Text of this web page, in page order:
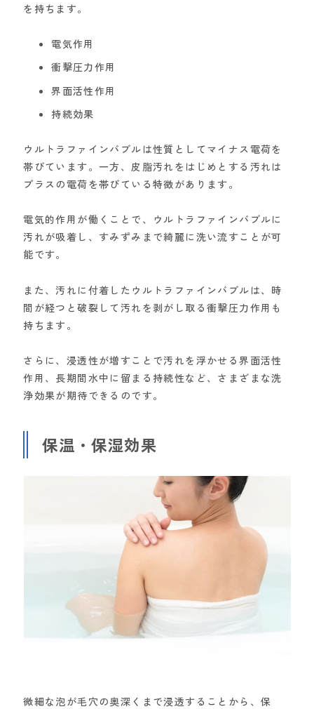
を持ちます。
電気作用
衝撃圧力作用
界面活性作用
持続効果
ウルトラファインバブルは性質としてマイナス電荷を
帯びています。一方、皮脂汚れをはじめとする汚れは
プラスの電荷を帯びている特徴があります。
電気的作用が働くことで、ウルトラファインバブルに
汚れが吸着し、すみずみまで綺麗に洗い流すことが可
能です。
また、汚れに付着したウルトラファインバブルは、時
間が経つと破裂して汚れを剥がし取る衝撃圧力作用も
持ちます。
さらに、浸透性が増すことで汚れを浮かせる界面活性
作用、長期間水中に留まる持続性など、さまざまな洗
浄効果が期待できるのです。
保温・保湿効果
微細な泡が毛穴の奥深くまで浸透することから、保